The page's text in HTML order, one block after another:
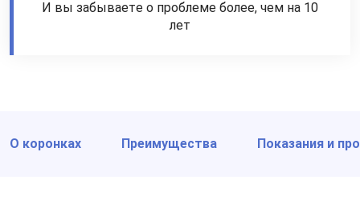
И вы забываете о проблеме более, чем на 10
лет
О коронках Преимущества Показания и